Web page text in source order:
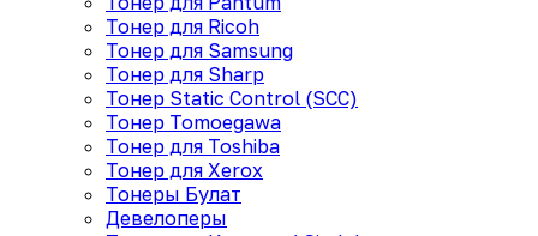
Тонер для Ricoh
Тонер для Samsung
Тонер для Sharp
Тонер Static Control (SCC)
Тонер Tomoegawa
Тонер для Toshiba
Тонер для Xerox
Тонеры Булат
Девелоперы